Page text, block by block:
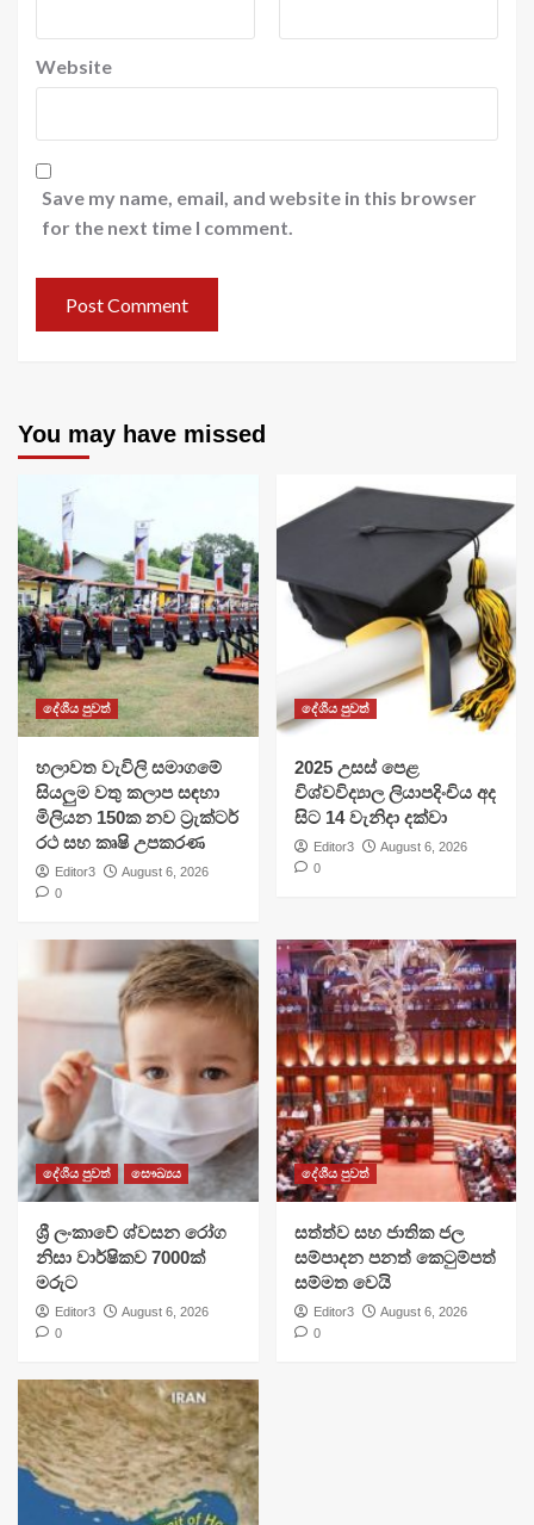
Website
Save my name, email, and website in this browser
for the next time I comment.
You may have missed
දේශීය පුවත්
හලාවත වැවිලි සමාගමේ
සියලුම වතු කලාප සඳහා
මිලියන 150ක නව ට්‍රැක්ටර්
රථ සහ කෘෂි උපකරණ
Editor3
August 6, 2026
0
දේශීය පුවත්
​2025 උසස් පෙළ
විශ්වවිද්‍යාල ලියාපදිංචිය අද
සිට 14 වැනිදා දක්වා
Editor3
August 6, 2026
0
දේශීය පුවත් සෞඛ්‍යය
ශ්‍රී ලංකාවේ ශ්වසන රෝග
නිසා වාර්ෂිකව 7000ක්
මරුට
Editor3
August 6, 2026
0
දේශීය පුවත්
සත්ත්ව සහ ජාතික ජල
සම්පාදන පනත් කෙටුම්පත්
සම්මත වෙයි
Editor3
August 6, 2026
0